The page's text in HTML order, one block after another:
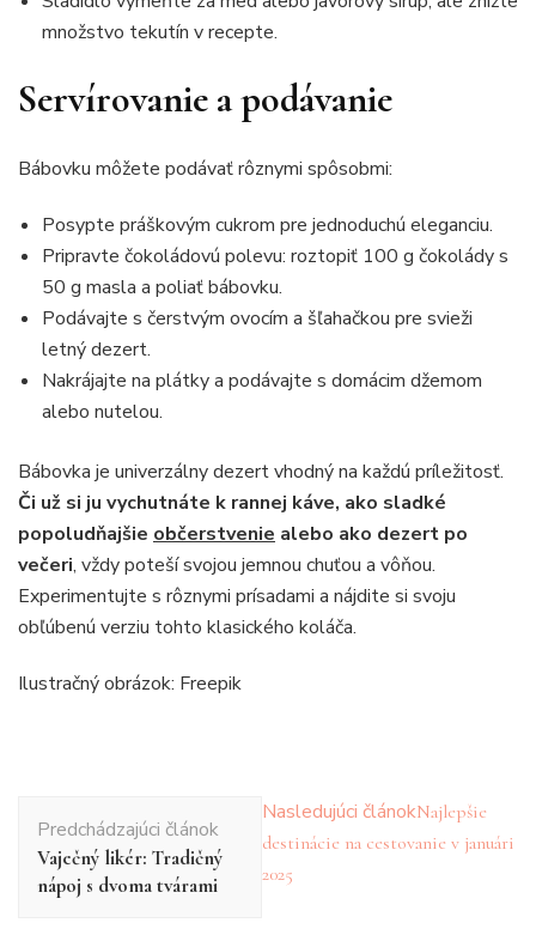
množstvo tekutín v recepte.
Servírovanie a podávanie
Bábovku môžete podávať rôznymi spôsobmi:
Posypte práškovým cukrom pre jednoduchú eleganciu.
Pripravte čokoládovú polevu: roztopiť 100 g čokolády s
50 g masla a poliať bábovku.
Podávajte s čerstvým ovocím a šľahačkou pre svieži
letný dezert.
Nakrájajte na plátky a podávajte s domácim džemom
alebo nutelou.
Bábovka je univerzálny dezert vhodný na každú príležitosť.
Či už si ju vychutnáte k rannej káve, ako sladké
popoludňajšie občerstvenie alebo ako dezert po
večeri, vždy poteší svojou jemnou chuťou a vôňou.
Experimentujte s rôznymi prísadami a nájdite si svoju
obľúbenú verziu tohto klasického koláča.
Ilustračný obrázok: Freepik
článku
Predchádzajúci článok
Vaječný likér: Tradičný
nápoj s dvoma tvárami
Nasledujúci článokNajlepšie
destinácie na cestovanie v januári
2025